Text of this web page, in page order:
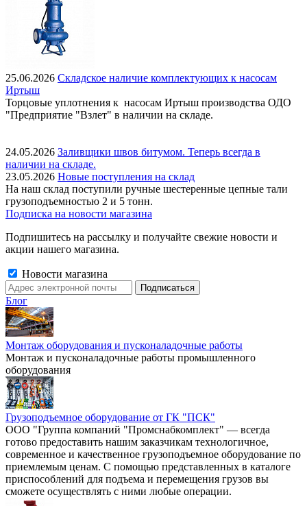
25.06.2026 Складское наличие комплектующих к насосам
Иртыш
Торцовые уплотнения к насосам Иртыш производства ОДО
"Предприятие "Взлет" в наличии на складе.
24.05.2026 Заливщики швов битумом. Теперь всегда в
наличии на складе.
23.05.2026 Новые поступления на склад
На наш склад поступили ручные шестеренные цепные тали
грузоподъемностью 2 и 5 тонн.
Подписка на новости магазина
Подпишитесь на рассылку и получайте свежие новости и
акции нашего магазина.
Новости магазина
Блог
Монтаж оборудования и пусконаладочные работы
Монтаж и пусконаладочные работы промышленного
оборудования
Грузоподъемное оборудование от ГК "ПСК"
ООО "Группа компаний "Промснабкомплект" — всегда
готово предоставить нашим заказчикам технологичное,
современное и качественное грузоподъемное оборудование по
приемлемым ценам. С помощью представленных в каталоге
приспособлений для подъема и перемещения грузов вы
сможете осуществлять с ними любые операции.